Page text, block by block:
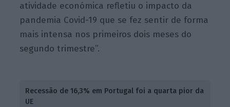
atividade económica refletiu o impacto da
pandemia Covid-19 que se fez sentir de forma
mais intensa nos primeiros dois meses do
segundo trimestre”.
Recessão de 16,3% em Portugal foi a quarta pior da
UE